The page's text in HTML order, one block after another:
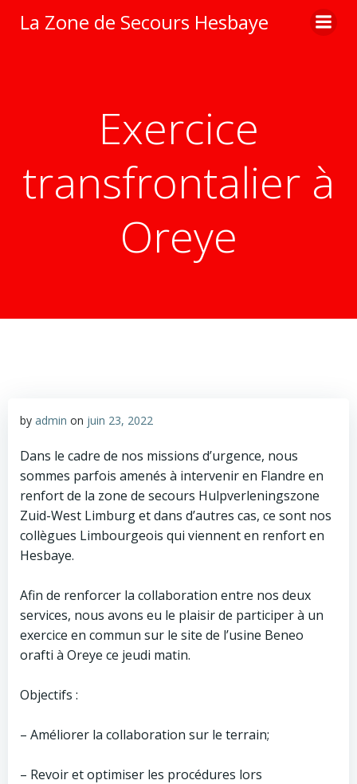
au
La Zone de Secours Hesbaye
Exercice
transfrontalier à
Oreye
by admin on juin 23, 2022
Dans le cadre de nos missions d’urgence, nous
sommes parfois amenés à intervenir en Flandre en
renfort de la zone de secours Hulpverleningszone
Zuid-West Limburg et dans d’autres cas, ce sont nos
collègues Limbourgeois qui viennent en renfort en
Hesbaye.
Afin de renforcer la collaboration entre nos deux
services, nous avons eu le plaisir de participer à un
exercice en commun sur le site de l’usine Beneo
orafti à Oreye ce jeudi matin.
Objectifs :
– Améliorer la collaboration sur le terrain;
– Revoir et optimiser les procédures lors